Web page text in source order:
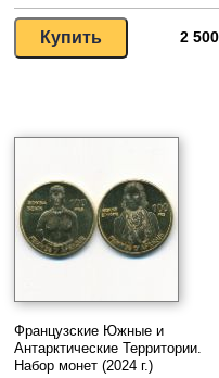
2
Французские Южные и
Антарктические Территории.
Набор монет (2024 г.)